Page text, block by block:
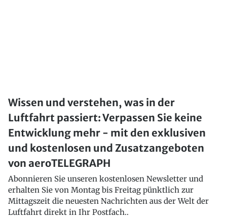
Wissen und verstehen, was in der
Luftfahrt passiert: Verpassen Sie keine
Entwicklung mehr - mit den exklusiven
und kostenlosen und Zusatzangeboten
von aeroTELEGRAPH
Abonnieren Sie unseren kostenlosen Newsletter und
erhalten Sie von Montag bis Freitag pünktlich zur
Mittagszeit die neuesten Nachrichten aus der Welt der
Luftfahrt direkt in Ihr Postfach..